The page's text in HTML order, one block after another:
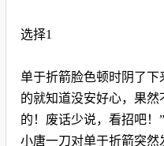
选择1
单于折箭脸色顿时阴了下
的就知道没安好心，果
的！废话少说，看招吧！”
小唐一刀对单于折箭突然